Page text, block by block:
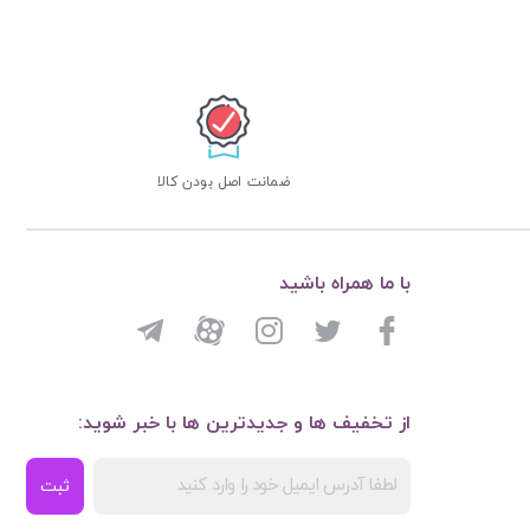
ضمانت اصل بودن کالا
از تخفیف ها و جدیدترین ها با خبر شوید:
ثبت
با ما همراه باشید